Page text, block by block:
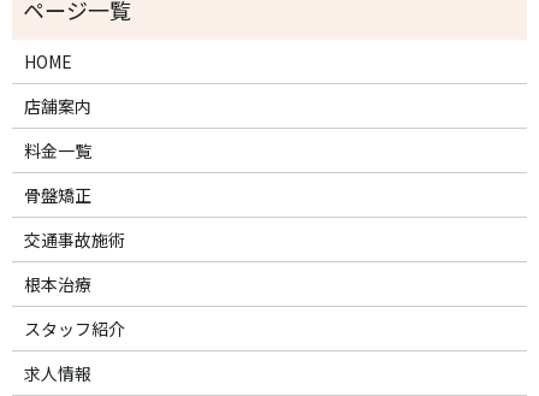
HOME
店舗案内
料金一覧
骨盤矯正
交通事故施術
根本治療
スタッフ紹介
求人情報